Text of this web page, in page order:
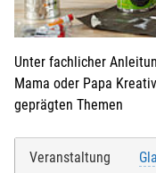
Unter fachlicher
Mama oder Papa
geprägten Themen
Veranstaltung